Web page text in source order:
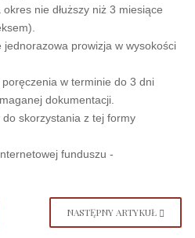
nie dłuższy niż 3 miesiące
prowizja w wysokości
w terminie do 3 dni
dokumentacji.
skorzystania z tej formy
funduszu -
NASTĘPNY ARTYKUŁ